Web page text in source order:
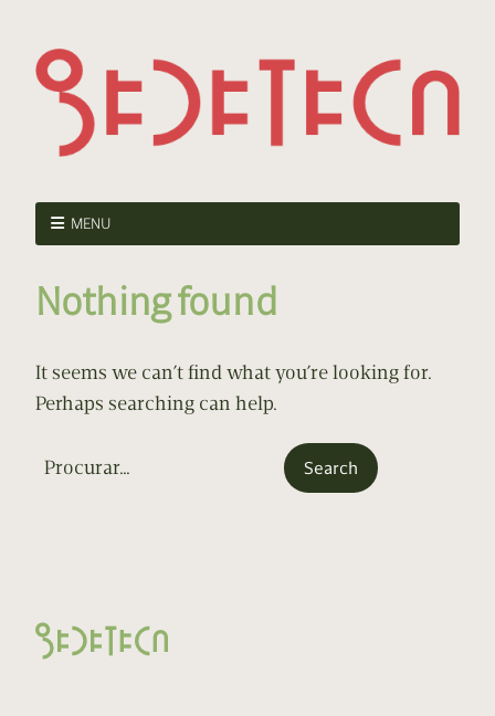
MENU
Nothing found
It seems we can’t find what you’re looking for.
Perhaps searching can help.